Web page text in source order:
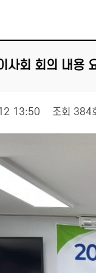
사회 회의 내용
13:50 조회 384